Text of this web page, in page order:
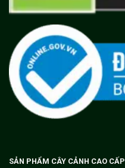
SẢN PHẨM CÂY CẢNH CAO CẤP